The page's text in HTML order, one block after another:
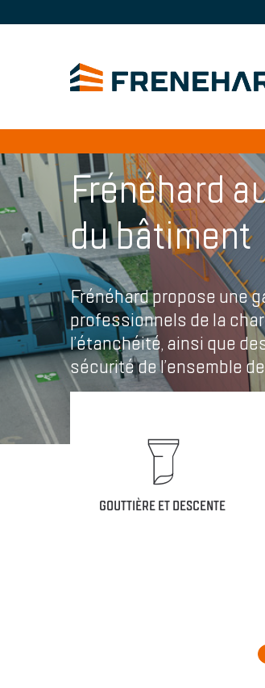
Frénéhard
du bâtiment
Frénéhard propose une
professionnels de la
l’étanchéité, ainsi que
sécurité de l’ensemble
GOUTTIÈRE ET DESCENTE